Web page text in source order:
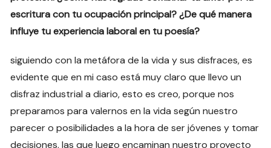
escritura con tu ocupación principal? ¿De qué manera
influye tu experiencia laboral en tu poesía?
siguiendo con la metáfora de la vida y sus disfraces, es
evidente que en mi caso está muy claro que llevo un
disfraz industrial a diario, esto es creo, porque nos
preparamos para valernos en la vida según nuestro
parecer o posibilidades a la hora de ser jóvenes y tomar
decisiones, las que luego encaminan nuestro proyecto